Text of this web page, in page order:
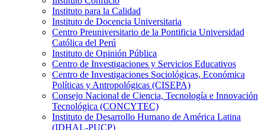
Instituto para la Calidad
Instituto de Docencia Universitaria
Centro Preuniversitario de la Pontificia Universidad
Católica del Perú
Instituto de Opinión Pública
Centro de Investigaciones y Servicios Educativos
Centro de Investigaciones Sociológicas, Económica
Políticas y Antropológicas (CISEPA)
Consejo Nacional de Ciencia, Tecnología e Innovación
Tecnológica (CONCYTEC)
Instituto de Desarrollo Humano de América Latina
(IDHAL-PUCP)